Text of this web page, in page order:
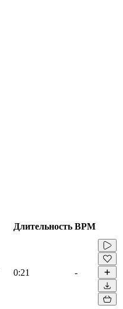
Длительность BPM
0:21 -